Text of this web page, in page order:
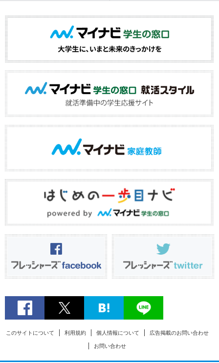
このサイトについて 利用規約 個人情報について 広告掲載のお問い合わせ
お問い合わせ